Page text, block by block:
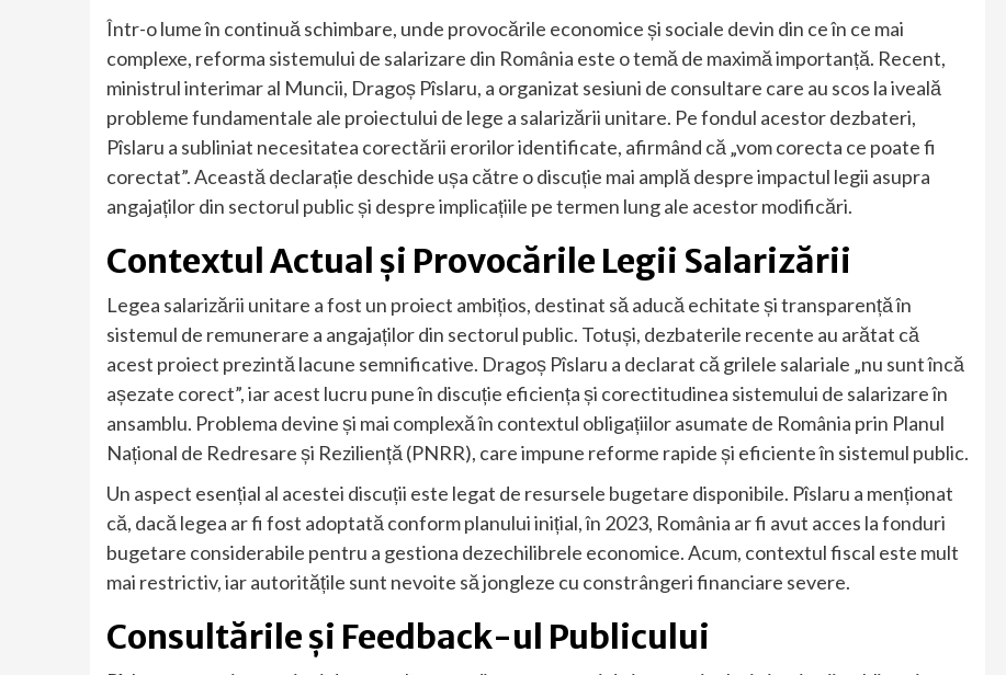
Într-o lume în continuă schimbare, unde provocările economice și sociale devin din ce în ce mai
complexe, reforma sistemului de salarizare din România este o temă de maximă importanță. Recent,
ministrul interimar al Muncii, Dragoș Pîslaru, a organizat sesiuni de consultare care au scos la iveală
probleme fundamentale ale proiectului de lege a salarizării unitare. Pe fondul acestor dezbateri,
Pîslaru a subliniat necesitatea corectării erorilor identificate, afirmând că „vom corecta ce poate fi
corectat”. Această declarație deschide ușa către o discuție mai amplă despre impactul legii asupra
angajaților din sectorul public și despre implicațiile pe termen lung ale acestor modificări.
Contextul Actual și Provocările Legii Salarizării
Legea salarizării unitare a fost un proiect ambițios, destinat să aducă echitate și transparență în
sistemul de remunerare a angajaților din sectorul public. Totuși, dezbaterile recente au arătat că
acest proiect prezintă lacune semnificative. Dragoș Pîslaru a declarat că grilele salariale „nu sunt încă
așezate corect”, iar acest lucru pune în discuție eficiența și corectitudinea sistemului de salarizare în
ansamblu. Problema devine și mai complexă în contextul obligațiilor asumate de România prin Planul
Național de Redresare și Reziliență (PNRR), care impune reforme rapide și eficiente în sistemul public.
Un aspect esențial al acestei discuții este legat de resursele bugetare disponibile. Pîslaru a menționat
că, dacă legea ar fi fost adoptată conform planului inițial, în 2023, România ar fi avut acces la fonduri
bugetare considerabile pentru a gestiona dezechilibrele economice. Acum, contextul fiscal este mult
mai restrictiv, iar autoritățile sunt nevoite să jongleze cu constrângeri financiare severe.
Consultările și Feedback-ul Publicului